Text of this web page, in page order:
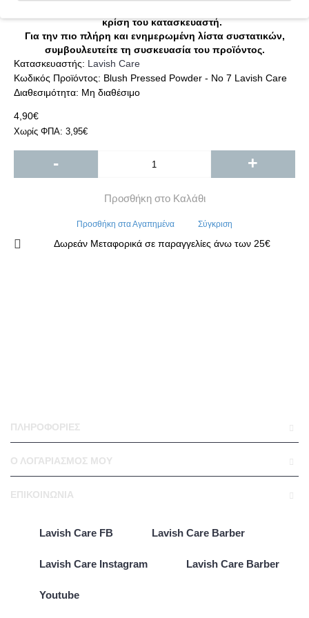
κρίση του κατασκευαστή.
Για την πιο πλήρη και ενημερωμένη λίστα συστατικών,
συμβουλευτείτε τη συσκευασία του προϊόντος.
Κατασκευαστής: Lavish Care
Κωδικός Προϊόντος: Blush Pressed Powder - No 7 Lavish Care
Διαθεσιμότητα: Μη διαθέσιμο
4,90€
Χωρίς ΦΠΑ: 3,95€
- +
Προσθήκη στο Καλάθι
Προσθήκη στα Αγαπημένα Σύγκριση
Δωρεάν Μεταφορικά σε παραγγελίες άνω των 25€
ΠΛΗΡΟΦΟΡΊΕΣ
Ο ΛΟΓΑΡΙΑΣΜΌΣ ΜΟΥ
ΕΠΙΚΟΙΝΩΝΊΑ
Lavish Care FB Lavish Care Barber
Lavish Care Instagram Lavish Care Barber
Youtube